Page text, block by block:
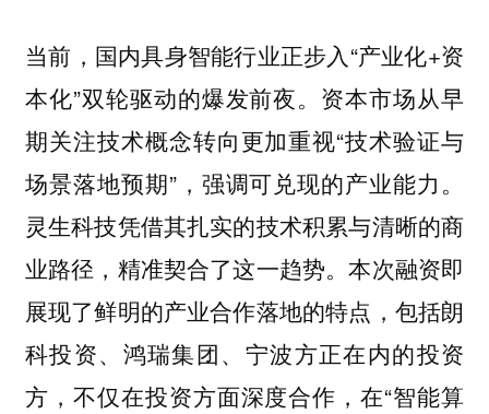
当前，国内具身智能行业正步入“产业化+资
本化”双轮驱动的爆发前夜。资本市场从早
期关注技术概念转向更加重视“技术验证与
场景落地预期”，强调可兑现的产业能力。
灵生科技凭借其扎实的技术积累与清晰的商
业路径，精准契合了这一趋势。本次融资即
展现了鲜明的产业合作落地的特点，包括朗
科投资、鸿瑞集团、宁波方正在内的投资
方，不仅在投资方面深度合作，在“智能算